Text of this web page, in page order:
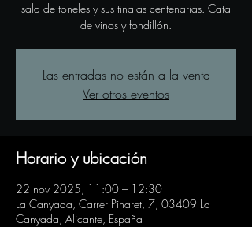
sala de toneles y sus tinajas centenarias. Cata
de vinos y fondillón.
Las entradas no están a la venta
Ver otros eventos
Horario y ubicación
22 nov 2025, 11:00 – 12:30
La Canyada, Carrer Pinaret, 7, 03409 La
Canyada, Alicante, España